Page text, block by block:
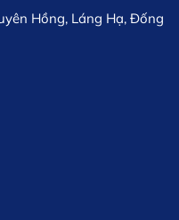
Hồng, Láng Hạ, Đống